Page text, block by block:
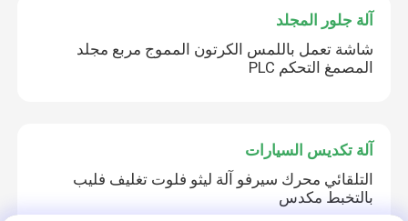
آلة جلور المجلد
شاشة تعمل باللمس الكرتون المموج مربع مجلد
المصمغ التحكم PLC
آلة تكديس السيارات
التلقائي محرك سيرفو آلة ليثو فلوت تغليف فليب
بالتخبط مكدس